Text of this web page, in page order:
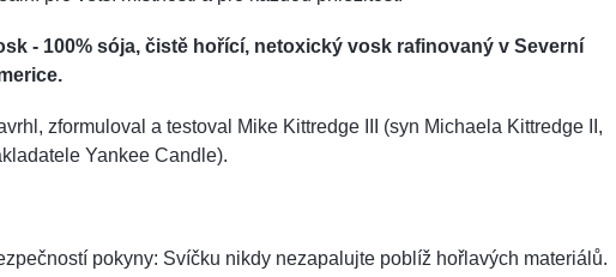
- 100% sója, čistě hořící, netoxický vosk rafinovaný v Severní
zformuloval a testoval Mike Kittredge III (syn Michaela Kittredge II,
Yankee Candle).
pokyny: Svíčku nikdy nezapalujte poblíž hořlavých materiálů.